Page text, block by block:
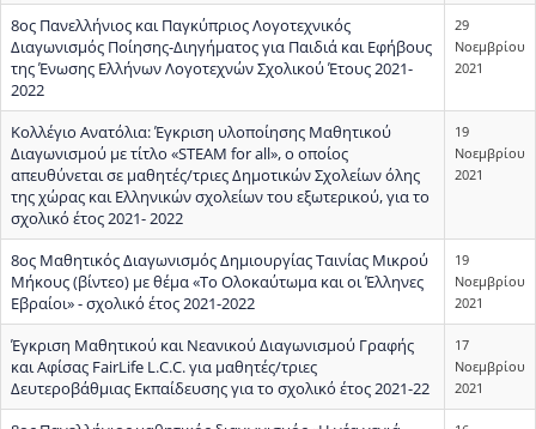
8ος Πανελλήνιος και Παγκύπριος Λογοτεχνικός
Διαγωνισμός Ποίησης-Διηγήματος για Παιδιά και Εφήβους
της Ένωσης Ελλήνων Λογοτεχνών Σχολικού Έτους 2021-
2022
29
Νοεμβρίου
2021
Κολλέγιο Ανατόλια: Έγκριση υλοποίησης Μαθητικού
Διαγωνισμού με τίτλο «STEAM for all», ο οποίος
απευθύνεται σε μαθητές/τριες Δημοτικών Σχολείων όλης
της χώρας και Ελληνικών σχολείων του εξωτερικού, για το
σχολικό έτος 2021- 2022
19
Νοεμβρίου
2021
8ος Μαθητικός Διαγωνισμός Δημιουργίας Ταινίας Μικρού
Μήκους (βίντεο) με θέμα «Το Ολοκαύτωμα και οι Έλληνες
Εβραίοι» - σχολικό έτος 2021-2022
19
Νοεμβρίου
2021
Έγκριση Μαθητικού και Νεανικού Διαγωνισμού Γραφής
και Αφίσας FairLife L.C.C. για μαθητές/τριες
Δευτεροβάθμιας Εκπαίδευσης για το σχολικό έτος 2021-22
17
Νοεμβρίου
2021